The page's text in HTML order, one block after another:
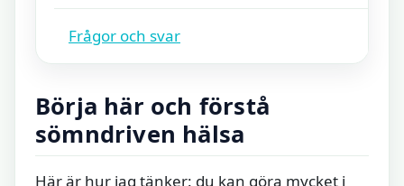
Frågor och svar
Börja här och förstå
sömndriven hälsa
Här är hur jag tänker: du kan göra mycket i